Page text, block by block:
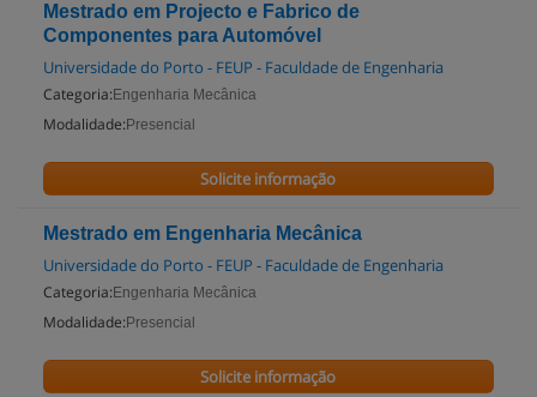
Mestrado em Projecto e Fabrico de
Componentes para Automóvel
Universidade do Porto - FEUP - Faculdade de Engenharia
Categoria: Engenharia Mecânica
Modalidade: Presencial
Solicite informação
Mestrado em Engenharia Mecânica
Universidade do Porto - FEUP - Faculdade de Engenharia
Categoria: Engenharia Mecânica
Modalidade: Presencial
Solicite informação